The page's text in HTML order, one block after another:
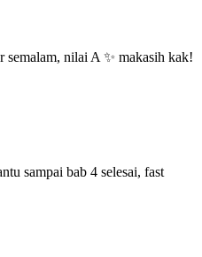
semalam, nilai A ✨ makasih kak!
sampai bab 4 selesai, fast